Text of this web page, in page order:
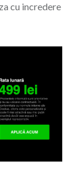
cu incredere